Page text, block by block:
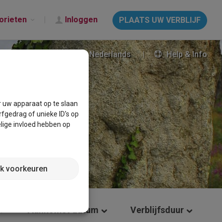
Inloggen PLAATS UW VERBLIJF
Nederlands Help & Info
Aankomst datum Verblijfsduur
apparaat op te slaan
of unieke ID's op
invloed hebben op
voorkeuren